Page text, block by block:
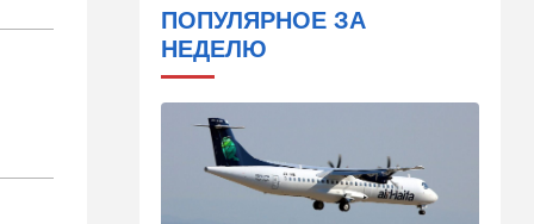
подрался с "суперменом"-
антисемитом из-за Гитлера,
оба в полиции. ВИДЕО
23:03 Ближний Восток
Попутал берега Ормузского
пролива: Иран ужесточает
требования
ПОПУЛЯРНОЕ ЗА
НЕДЕЛЮ